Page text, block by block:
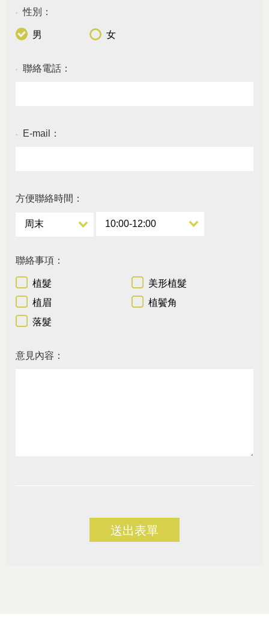
● 性別：
男 女
● 聯絡電話：
● E-mail：
方便聯絡時間：
聯絡事項：
植髮
美形植髮
植眉
植鬢角
落髮
意見內容：
送出表單